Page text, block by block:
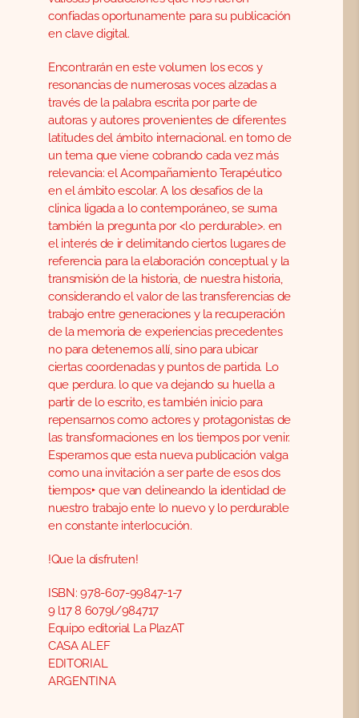
confiadas oportunamente para su publicación
en clave digital.
Encontrarán en este volumen los ecos y
resonancias de numerosas voces alzadas a
través de la palabra escrita por parte de
autoras y autores provenientes de diferentes
latitudes del ámbito internacional. en torno de
un tema que viene cobrando cada vez más
relevancia: el Acompañamiento Terapéutico
en el ámbito escolar. A los desafios de la
clinica ligada a lo contemporáneo, se suma
también la pregunta por <lo perdurable>. en
el interés de ir delimitando ciertos lugares de
referencia para la elaboración conceptual y la
transmisión de la historia, de nuestra historia,
considerando el valor de las transferencias de
trabajo entre generaciones y la recuperación
de la memoria de experiencias precedentes
no para detenernos allí, sino para ubicar
ciertas coordenadas y puntos de partida. Lo
que perdura. lo que va dejando su huella a
partir de lo escrito, es también inicio para
repensarnos como actores y protagonistas de
las transformaciones en los tiempos por venir.
Esperamos que esta nueva publicación valga
como una invitación a ser parte de esos dos
tiempos‣ que van delineando la identidad de
nuestro trabajo ente lo nuevo y lo perdurable
en constante interlocución.
!Que la disfruten!
ISBN: 978-607-99847-1-7
9 l17 8 6079l/984717
Equipo editorial La PlazAT
CASA ALEF
EDITORIAL
ARGENTINA